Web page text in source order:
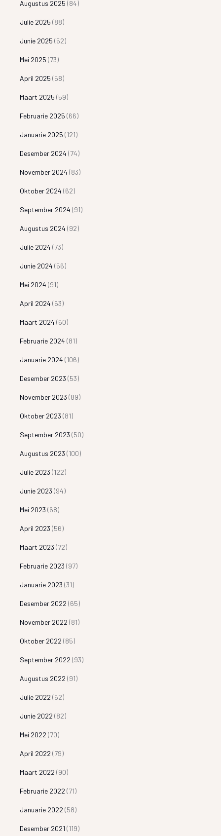
Augustus 2025 (84)
Julie 2025 (88)
Junie 2025 (52)
Mei 2025 (73)
April 2025 (58)
Maart 2025 (59)
Februarie 2025 (66)
Januarie 2025 (121)
Desember 2024 (74)
November 2024 (83)
Oktober 2024 (62)
September 2024 (91)
Augustus 2024 (92)
Julie 2024 (73)
Junie 2024 (56)
Mei 2024 (91)
April 2024 (63)
Maart 2024 (60)
Februarie 2024 (81)
Januarie 2024 (106)
Desember 2023 (53)
November 2023 (89)
Oktober 2023 (81)
September 2023 (50)
Augustus 2023 (100)
Julie 2023 (122)
Junie 2023 (94)
Mei 2023 (68)
April 2023 (56)
Maart 2023 (72)
Februarie 2023 (97)
Januarie 2023 (31)
Desember 2022 (65)
November 2022 (81)
Oktober 2022 (85)
September 2022 (93)
Augustus 2022 (91)
Julie 2022 (62)
Junie 2022 (82)
Mei 2022 (70)
April 2022 (79)
Maart 2022 (90)
Februarie 2022 (71)
Januarie 2022 (58)
Desember 2021 (119)